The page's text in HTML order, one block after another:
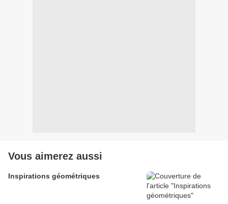
Vous aimerez aussi
Inspirations géométriques